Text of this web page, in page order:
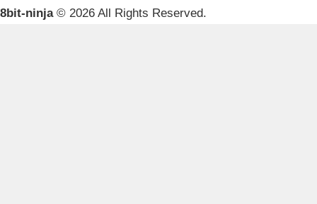
8bit-ninja© 2026 All Rights Reserved.